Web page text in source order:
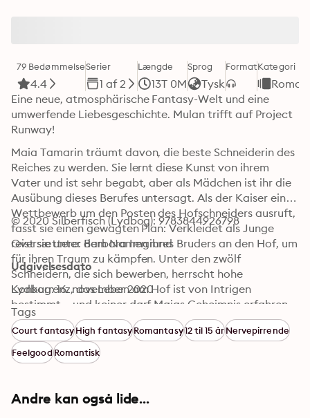
79 Bedømmelse
4.4
Serier
1 af 2
Længde
13T 0M
Sprog
Tysk
FormatKategori
Eine neue, atmosphärische Fantasy-Welt und eine
umwerfende Liebesgeschichte. Mulan trifft auf Project
Maia Tamarin träumt davon, die beste Schneiderin des
Reiches zu werden. Sie lernt diese Kunst von ihrem
Vater und ist sehr begabt, aber als Mädchen ist ihr die
Ausübung dieses Berufes untersagt. Als der Kaiser einen
Wettbewerb um den Posten des Hofschneiders ausruft,
fasst sie einen gewagten Plan: Verkleidet als Junge
reist sie unter dem Namen ihres Bruders an den Hof, um
für ihren Traum zu kämpfen. Unter den zwölf
Schneidern, die sich bewerben, herrscht hohe
Konkurrenz, das Leben am Hof ist von Intrigen
bestimmt – und keiner darf Maias Geheimnis erfahren,
denn dann erwartet sie der Tod. Doch schon bald zieht
sie die Aufmerksamkeit des geheimnisvollen Magiers
Edan auf sich: Er scheint ihre Verkleidung zu
durchschauen. Und Maia braucht seine Hilfe, um die
erfüllen: Sie muss drei magische Kleider für die
kaiserliche Prinzessin nähen, die aus Elementen der
© 2020 Silberfisch (Lydbog): 9783844926798
Oversættere: Barbara Imgrund
Udgivelsesdato
Lydbog: 16. november 2020
Tags
Court fantasyHigh fantasyRomantasy12 til 15 årNervepirrende
FeelgoodRomantisk
Andre kan også lide...